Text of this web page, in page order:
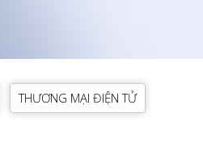
THƯƠNG MẠI ĐIỆN TỬ